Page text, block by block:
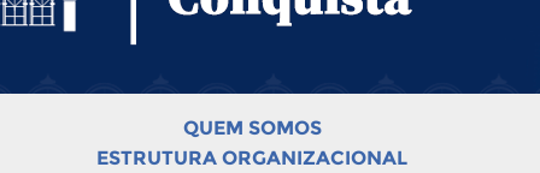
QUEM SOMOS
ESTRUTURA ORGANIZACIONAL